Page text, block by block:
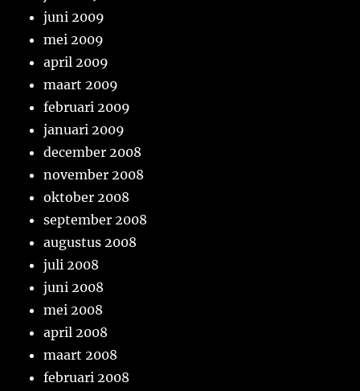
juni 2009
mei 2009
april 2009
maart 2009
februari 2009
januari 2009
december 2008
november 2008
oktober 2008
september 2008
augustus 2008
juli 2008
juni 2008
mei 2008
april 2008
maart 2008
februari 2008